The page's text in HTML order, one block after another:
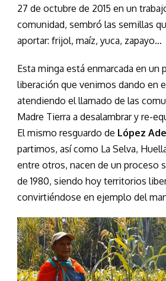
27 de octubre de 2015 en un
comunidad, sembró las semillas
aportar: frijol, maíz, yuca, zapayo…
Esta minga está enmarcada en un
liberación que venimos dando en
atendiendo el llamado de las
Madre Tierra a desalambrar y re-
El mismo resguardo de López
partimos, así como La Selva,
entre otros, nacen de un proceso
de 1980, siendo hoy territorios
convirtiéndose en ejemplo del